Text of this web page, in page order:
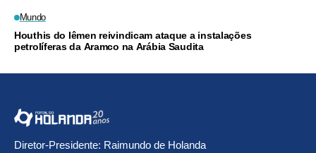
Mundo
Houthis do Iêmen reivindicam ataque a instalações
petrolíferas da Aramco na Arábia Saudita
Diretor-Presidente: Raimundo de Holanda